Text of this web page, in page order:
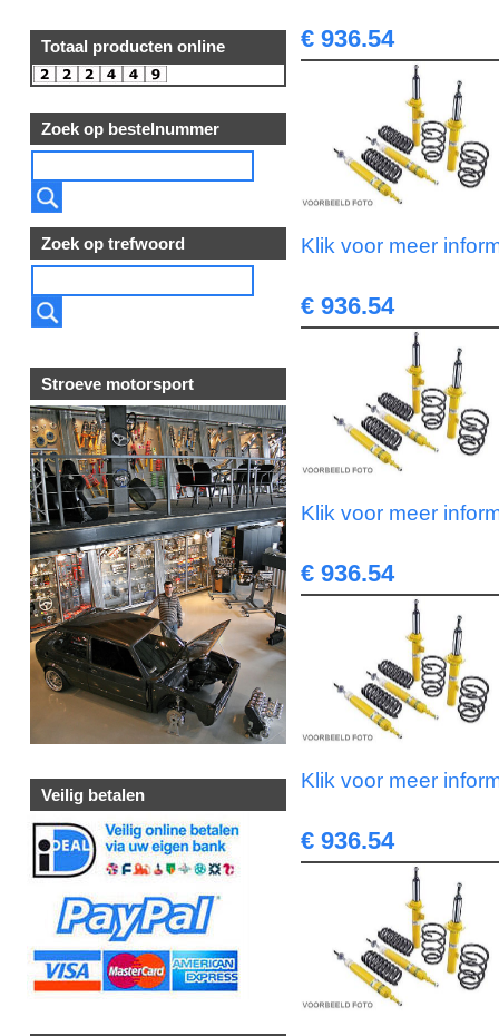
Totaal producten online
Zoek op bestelnummer
Zoek op trefwoord
Stroeve motorsport
Veilig betalen
€ 936.54
Klik voor meer
€ 936.54
Klik voor meer
€ 936.54
Klik voor meer
€ 936.54